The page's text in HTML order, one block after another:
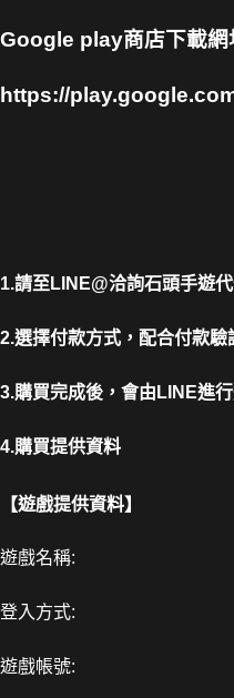
Google play商店下載網
https://
1.請至LINE@洽詢石頭手遊
2.選擇付款方式，配合付款
3.購買完成後，會由LINE進
4.購買提供資料
【遊戲提供資料】
遊戲名稱:
登入方式:
遊戲帳號: